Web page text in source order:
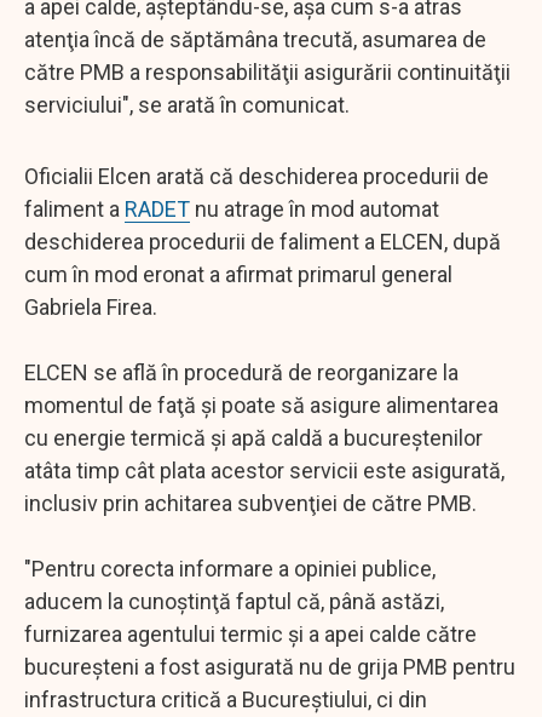
a apei calde, aşteptându-se, aşa cum s-a atras
atenţia încă de săptămâna trecută, asumarea de
către PMB a responsabilităţii asigurării continuităţii
serviciului", se arată în comunicat.
Oficialii Elcen arată că deschiderea procedurii de
faliment a RADET nu atrage în mod automat
deschiderea procedurii de faliment a ELCEN, după
cum în mod eronat a afirmat primarul general
Gabriela Firea.
ELCEN se află în procedură de reorganizare la
momentul de faţă şi poate să asigure alimentarea
cu energie termică şi apă caldă a bucureştenilor
atâta timp cât plata acestor servicii este asigurată,
inclusiv prin achitarea subvenţiei de către PMB.
"Pentru corecta informare a opiniei publice,
aducem la cunoştinţă faptul că, până astăzi,
furnizarea agentului termic şi a apei calde către
bucureşteni a fost asigurată nu de grija PMB pentru
infrastructura critică a Bucureştiului, ci din